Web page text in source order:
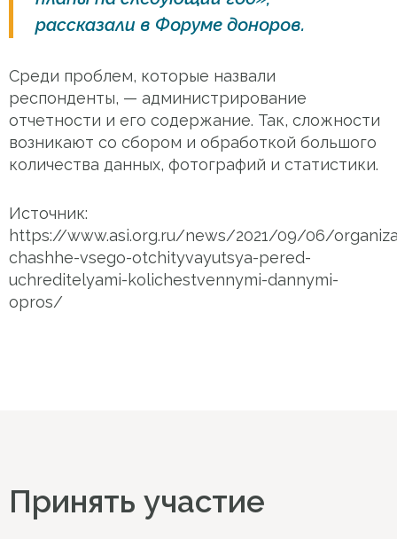
рассказали в Форуме доноров.
Среди проблем, которые назвали
респонденты, — администрирование
отчетности и его содержание. Так, сложности
возникают со сбором и обработкой большого
количества данных, фотографий и статистики.
Источник:
https://www.asi.org.ru/news/2021/09/06/
chashhe-vsego-otchityvayutsya-pered-
uchreditelyami-kolichestvennymi-dannymi-
opros/
Принять участие